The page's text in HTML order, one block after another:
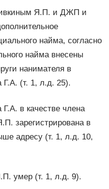
Я.П. и ДЖП и
найма, согласно
найма внесены
нанимателя в
Г.А. (т. 1, л.д. 25).
Г.А. в качестве члена
зарегистрирована в
адресу (т. 1, л.д. 10,
умер (т. 1, л.д. 9).